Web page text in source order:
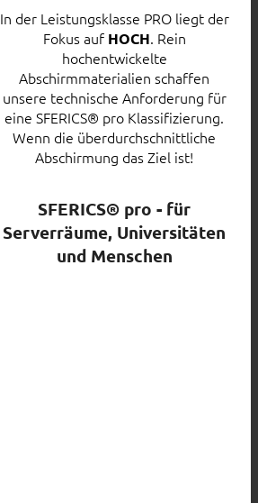
In der Leistungsklasse PRO liegt der
Fokus auf HOCH. Rein
hochentwickelte
Abschirmmaterialien schaffen
unsere technische Anforderung für
eine SFERICS® pro Klassifizierung.
Wenn die überdurchschnittliche
Abschirmung das Ziel ist!
SFERICS® pro - für
Serverräume, Universitäten
und Menschen